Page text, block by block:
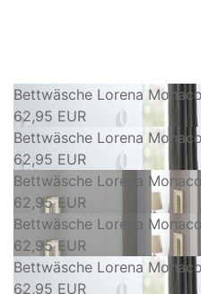
Bettwäsche Lorena
62,95 EUR
Bettwäsche Lorena
62,95 EUR
Bettwäsche Lorena
62,95 EUR
Bettwäsche Lorena
62,95 EUR
Bettwäsche Lorena
62,95 EUR